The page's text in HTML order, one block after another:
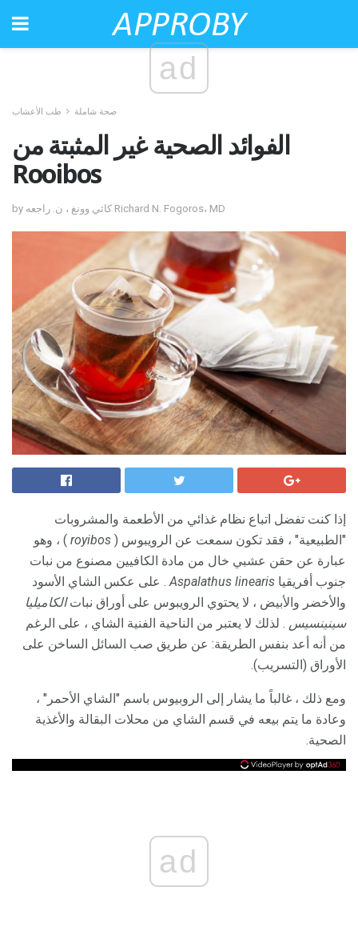
ad
صحة شاملة طب الأعشاب
الفوائد الصحية غير المثبتة من
Rooibos
by كاثي وونغ ، ن. راجعه Richard N. Fogoros، MD
إذا كنت تفضل اتباع نظام غذائي من الأطعمة والمشروبات
"الطبيعية" ، فقد تكون سمعت عن الرويبوس ( royibos ) ، وهو
عبارة عن حقن عشبي خال من مادة الكافيين مصنوع من نبات
جنوب أفريقيا Aspalathus linearis. على عكس الشاي الأسود
والأخضر والأبيض ، لا يحتوي الرويبوس على أوراق نباتالكاميليا
سينينسيس . لذلك لا يعتبر من الناحية الفنية الشاي ، على الرغم
من أنه أعد بنفس الطريقة: عن طريق صب السائل الساخن على
الأوراق (التسريب).
ومع ذلك ، غالباً ما يشار إلى الروبيوس باسم "الشاي الأحمر" ،
وعادة ما يتم بيعه في قسم الشاي من محلات البقالة والأغذية
الصحية.
ad